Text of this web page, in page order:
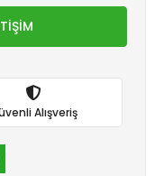
Alışveriş